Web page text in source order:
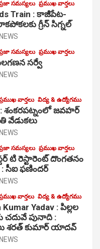
సమస్యలు ప్రముఖ వార్తలు
Train : కాజీపేట-
గ్రీన్ సిగ్నల్
సమస్యలు ప్రముఖ వార్తలు
సర్వే
వార్తలు విద్య & ఉద్యోగము
శంకరపట్నంలో జవహర్
వేడుకలు
సమస్యలు ప్రముఖ వార్తలు
టి రెస్టారెంట్ దొంగతనం
: సీఐ ఫణిందర్
వార్తలు విద్య & ఉద్యోగము
Yadav : పిల్లల
చదువే పునాది :
శరత్ కుమార్ యాదవ్